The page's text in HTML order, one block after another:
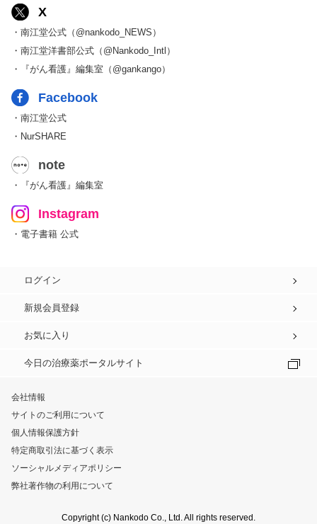
X
・南江堂公式（@nankodo_NEWS）
・南江堂洋書部公式（@Nankodo_Intl）
・『がん看護』編集室（@gankango）
Facebook
・南江堂公式
・NurSHARE
note
・『がん看護』編集室
Instagram
・電子書籍 公式
ログイン
新規会員登録
お気に入り
今日の治療薬ポータルサイト
会社情報
サイトのご利用について
個人情報保護方針
特定商取引法に基づく表示
ソーシャルメディアポリシー
弊社著作物の利用について
Copyright (c) Nankodo Co., Ltd. All rights reserved.